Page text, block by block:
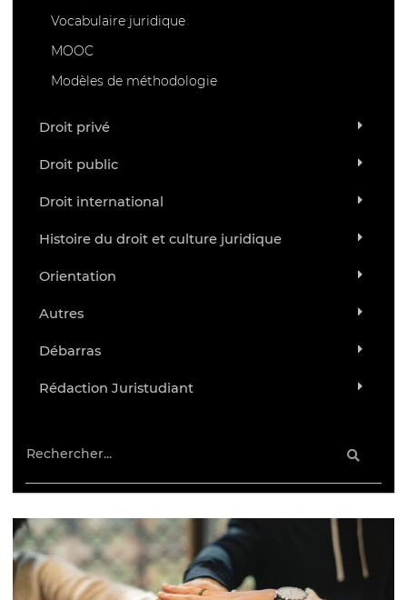
Vocabulaire juridique
MOOC
Modèles de méthodologie
Droit privé
Droit public
Droit international
Histoire du droit et culture juridique
Orientation
Autres
Débarras
Rédaction Juristudiant